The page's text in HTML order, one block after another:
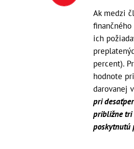
Ak medzi
ich
percent).
hodnote
darovanej
pri
približne tri
poskytnutú